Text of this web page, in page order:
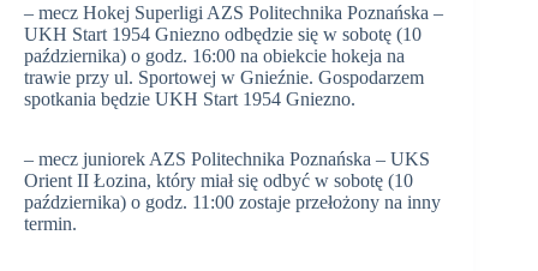
– mecz Hokej Superligi AZS Politechnika Poznańska –
UKH Start 1954 Gniezno odbędzie się w sobotę (10
października) o godz. 16:00 na obiekcie hokeja na
trawie przy ul. Sportowej w Gnieźnie. Gospodarzem
spotkania będzie UKH Start 1954 Gniezno.
– mecz juniorek AZS Politechnika Poznańska – UKS
Orient II Łozina, który miał się odbyć w sobotę (10
października) o godz. 11:00 zostaje przełożony na inny
termin.